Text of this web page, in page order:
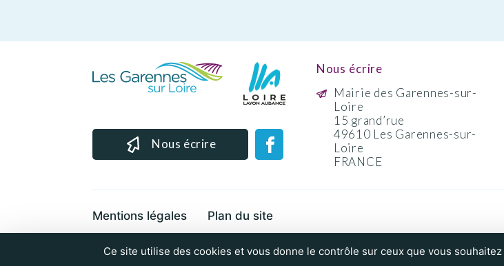
Nous écrire
Nous écrire
Mairie des Garennes-sur-
Loire
15 grand’rue
49610 Les Garennes-sur-
Loire
FRANCE
Mentions légales
Plan du site
Ce site utilise des cookies et vous donne le contrôle sur ceux que vous